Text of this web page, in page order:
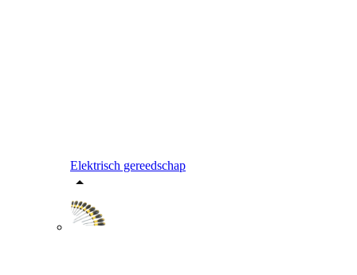
Elektrisch gereedschap